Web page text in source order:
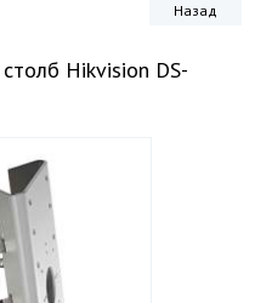
Назад
Hikvision DS-